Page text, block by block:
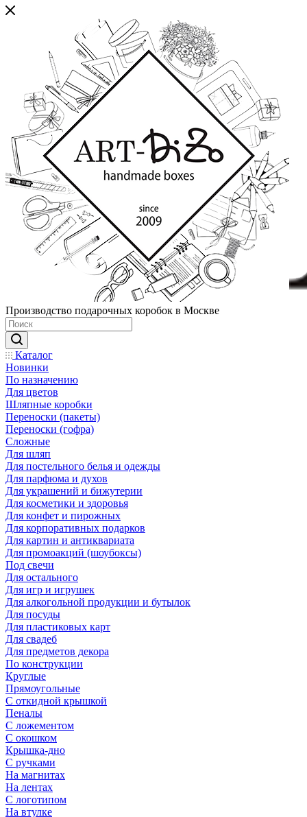
Производство подарочных коробок в Москве
Каталог
Новинки
По назначению
Для цветов
Шляпные коробки
Переноски (пакеты)
Переноски (гофра)
Сложные
Для шляп
Для постельного белья и одежды
Для парфюма и духов
Для украшений и бижутерии
Для косметики и здоровья
Для конфет и пирожных
Для корпоративных подарков
Для картин и антиквариата
Для промоакций (шоубоксы)
Под свечи
Для остального
Для игр и игрушек
Для алкогольной продукции и бутылок
Для посуды
Для пластиковых карт
Для свадеб
Для предметов декора
По конструкции
Круглые
Прямоугольные
С откидной крышкой
Пеналы
С ложементом
С окошком
Крышка-дно
С ручками
На магнитах
На лентах
С логотипом
На втулке